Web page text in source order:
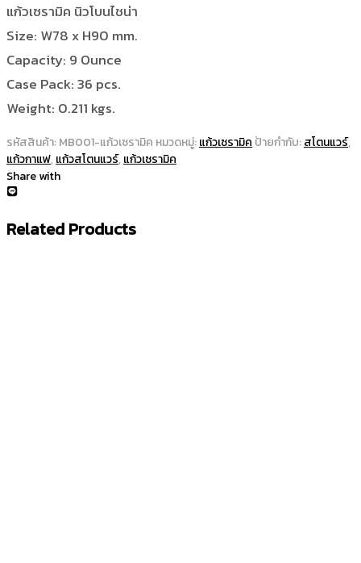
แก้วเซรามิค นิวโบนไชน่า
Size: W78 x H90 mm.
Capacity: 9 Ounce
Case Pack: 36 pcs.
Weight: 0.211 kgs.
รหัสสินค้า:MB001-แก้วเซรามิค หมวดหมู่:แก้วเซรามิค ป้ายกำกับ:สโตนแวร์,
แก้วกาแฟ, แก้วสโตนแวร์, แก้วเซรามิค
Share with
Related Products